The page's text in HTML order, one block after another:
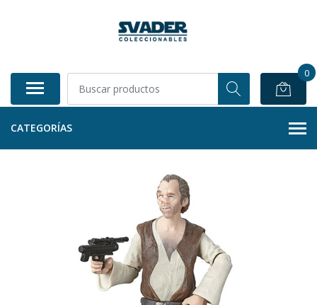
0
CATEGORÍAS